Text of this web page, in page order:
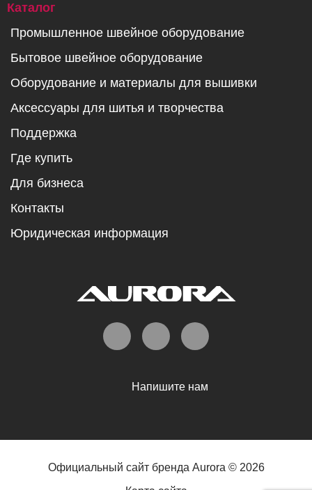
Напишите нам
Каталог
Промышленное швейное оборудование
Бытовое швейное оборудование
Оборудование и материалы для вышивки
Аксессуары для шитья и творчества
Поддержка
Где купить
Для бизнеса
Контакты
Юридическая информация
Официальный сайт бренда Aurora © 2026